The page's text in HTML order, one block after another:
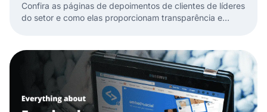
Confira as páginas de depoimentos de clientes de líderes
do setor e como elas proporcionam transparência e